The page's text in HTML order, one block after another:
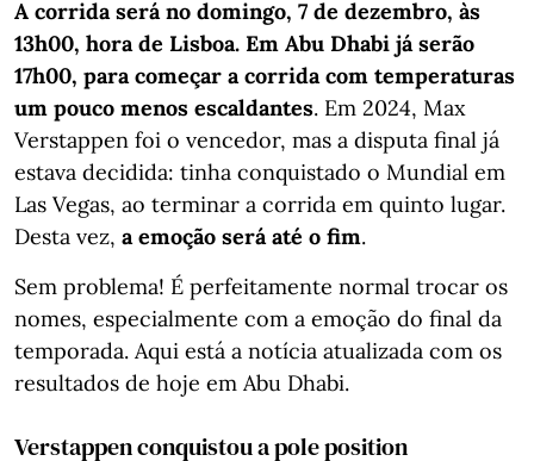
A corrida será no domingo, 7 de dezembro, às
13h00, hora de Lisboa. Em Abu Dhabi já serão
17h00, para começar a corrida com temperaturas
um pouco menos escaldantes. Em 2024, Max
Verstappen foi o vencedor, mas a disputa final já
estava decidida: tinha conquistado o Mundial em
Las Vegas, ao terminar a corrida em quinto lugar.
Desta vez, a emoção será até o fim.
Sem problema! É perfeitamente normal trocar os
nomes, especialmente com a emoção do final da
temporada. Aqui está a notícia atualizada com os
resultados de hoje em Abu Dhabi.
Verstappen conquistou a pole position